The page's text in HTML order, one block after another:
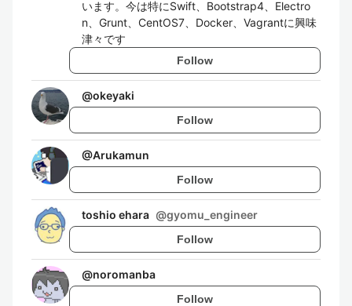
います。今は特にSwift、Bootstrap4、Electro
n、Grunt、CentOS7、Docker、Vagrantに興味
津々です
Follow
@okeyaki
Follow
@Arukamun
Follow
toshio ehara @gyomu_engineer
Follow
@noromanba
Follow